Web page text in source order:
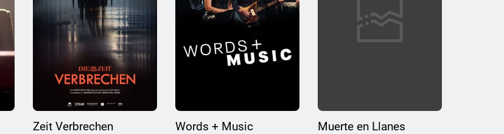
Zeit Verbrechen Words + Music Muerte en Llanes